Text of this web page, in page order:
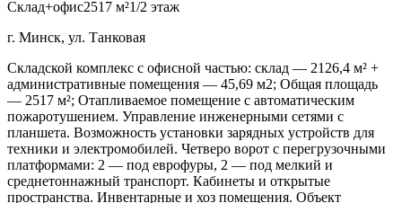
Склад+офис2517 м²1/2 этаж
г. Минск, ул. Танковая
Складской комплекс с офисной частью: склад — 2126,4 м² +
административные помещения — 45,69 м2; Общая площадь
— 2517 м²; Отапливаемое помещение с автоматическим
пожаротушением. Управление инженерными сетями с
планшета. Возможность установки зарядных устройств для
техники и электромобилей. Четверо ворот с перегрузочными
платформами: 2 — под еврофуры, 2 — под мелкий и
среднетоннажный транспорт. Кабинеты и открытые
пространства. Инвентарные и хоз помещения. Объект